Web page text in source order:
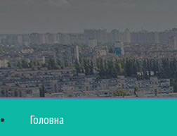
Головна